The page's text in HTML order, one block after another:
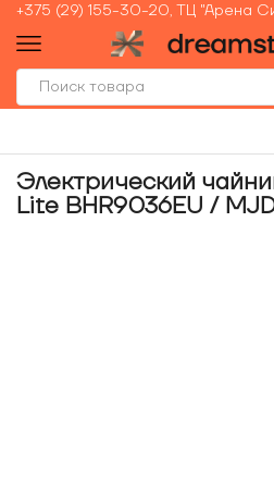
+375 (29) 155-30-20, ТЦ "Арена
Электрический
Lite BHR9036EU /